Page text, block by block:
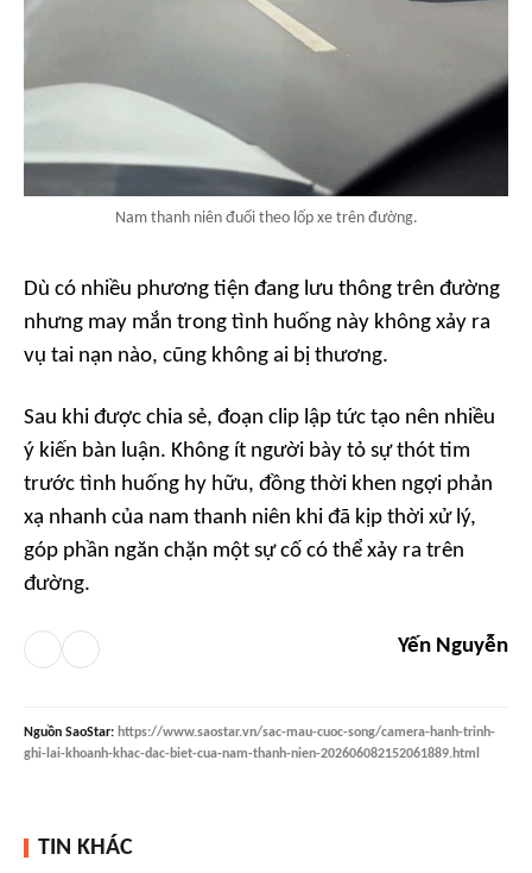
Nam thanh niên đuổi theo lốp xe trên đường.
Dù có nhiều phương tiện đang lưu thông trên đường
nhưng may mắn trong tình huống này không xảy ra
vụ tai nạn nào, cũng không ai bị thương.
Sau khi được chia sẻ, đoạn clip lập tức tạo nên nhiều
ý kiến bàn luận. Không ít người bày tỏ sự thót tim
trước tình huống hy hữu, đồng thời khen ngợi phản
xạ nhanh của nam thanh niên khi đã kịp thời xử lý,
góp phần ngăn chặn một sự cố có thể xảy ra trên
đường.
Yến Nguyễn
Nguồn SaoStar: https://www.saostar.vn/sac-mau-cuoc-song/camera-hanh-trinh-
ghi-lai-khoanh-khac-dac-biet-cua-nam-thanh-nien-202606082152061889.html
TIN KHÁC